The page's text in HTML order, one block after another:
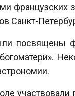
французских
Санкт-
посвящены
участвовали